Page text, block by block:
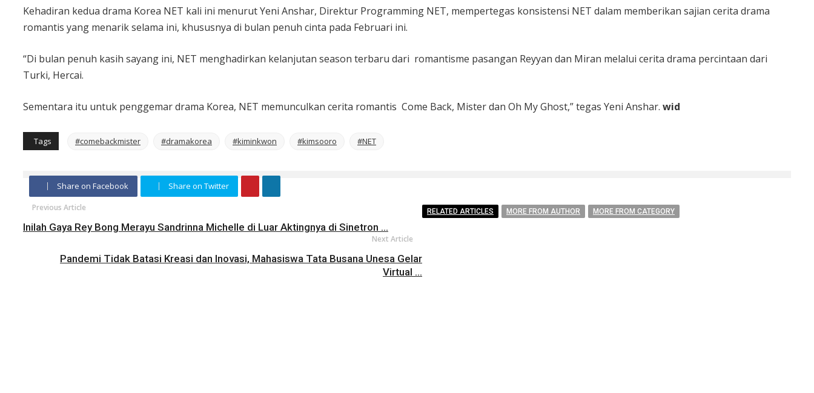
Kehadiran kedua drama Korea NET kali ini menurut Yeni Anshar, Direktur Programming NET, mempertegas konsistensi NET dalam memberikan sajian cerita drama
romantis yang menarik selama ini, khususnya di bulan penuh cinta pada Februari ini.
“Di bulan penuh kasih sayang ini, NET menghadirkan kelanjutan season terbaru dari romantisme pasangan Reyyan dan Miran melalui cerita drama percintaan dari
Turki, Hercai.
Sementara itu untuk penggemar drama Korea, NET memunculkan cerita romantis Come Back, Mister dan Oh My Ghost,” tegas Yeni Anshar. wid
Tags #comebackmister #dramakorea #kiminkwon #kimsooro #NET
Share on Facebook Share on Twitter
Previous Article
Inilah Gaya Rey Bong Merayu Sandrinna Michelle di Luar Aktingnya di Sinetron ...
Next Article
Pandemi Tidak Batasi Kreasi dan Inovasi, Mahasiswa Tata Busana Unesa Gelar
Virtual ...
RELATED ARTICLES MORE FROM AUTHOR MORE FROM CATEGORY